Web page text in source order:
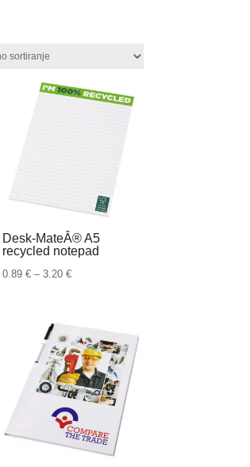
Desk-MateÂ® A5
recycled notepad
0.89 € – 3.20 €Raspon
0.89 €
do
3.20 €